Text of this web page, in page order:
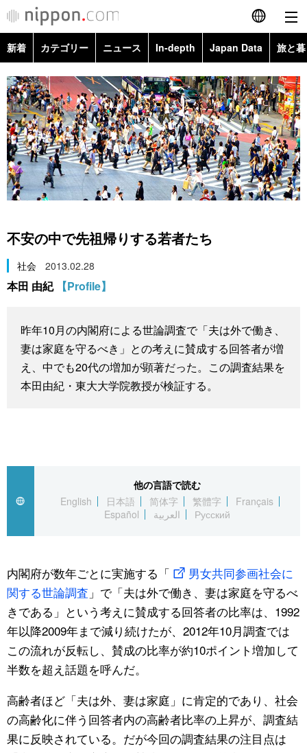
English
简体字
繁體字
Français
Español
カテゴリー
政治・外交
国際
社会
文化
科学・技術
ニュース
アーカイブ
Japan Data
旅と暮らし
動画/Live
Books
お知らせ
公式SNS
新着 カテゴリー ニュース In-depth Japan Data 旅と
政治・外交
経済・ビジネス
国際・海外
社会
暮らし
スポーツ・東京2020
Topics
Images
People
東京
不安の中で先祖帰りする若者たち
社会 2013.02.28
本田 由紀 【Profile】
昨年10月の内閣府による世論調査で「夫は外で働き、
妻は家庭を守るべき」との考えに賛成する回答者が増
え、中でも20代の増加が顕著だった。この調査結果を
本田由紀・東大大学院教授が検証する。
他の言語で読む
English
日本語 简体字 繁體字
Français
Español
العربية Русский
内閣府が数年ごとに実施する「
男女共同参画社会に
関する世論調査 」で「夫は外で働き、妻は家庭を守るべ
きである」という考えに賛成する回答者の比率は、1992
年以降2009年まで減り続けたが、2012年10月調査では
この流れが反転し、賛成の比率が約10ポイント増加して
半数を超え話題を呼んだ。
高齢者ほど「夫は外、妻は家庭」に肯定的であり、社会
の高齢化に伴う回答者内の高齢者比率の上昇が、調査結
果に反映されている。だが今回の調査結果の注目点は